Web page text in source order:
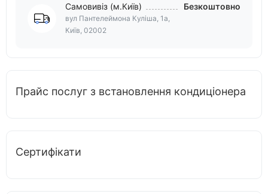
Самовивіз (м.Київ)
вул Пантелеймона Куліша, 1а,
Київ, 02002
Безкоштовно
Прайс послуг з встановлення кондиціонера
Сертифікати